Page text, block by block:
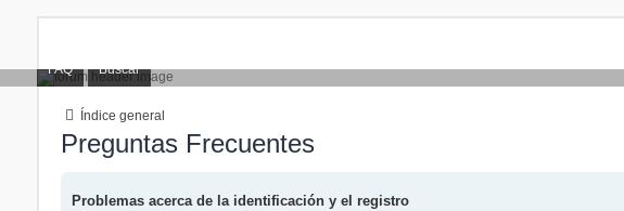
FAQ Buscar
Índice general
Preguntas Frecuentes
Problemas acerca de la identificación y el registro